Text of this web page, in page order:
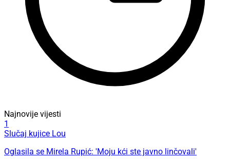
Najnovije vijesti
1
Slučaj kujice Lou
Oglasila se Mirela Rupić: 'Moju kći ste javno linčovali'